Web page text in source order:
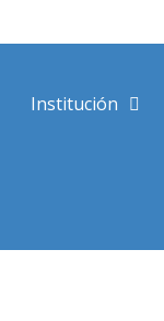
al
Institución